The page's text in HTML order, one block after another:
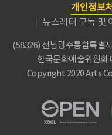
개인정보
뉴스레터 구독 및
(58326) 전남광주통합특별
한국문화예술위원회
Copyright 2020 Arts